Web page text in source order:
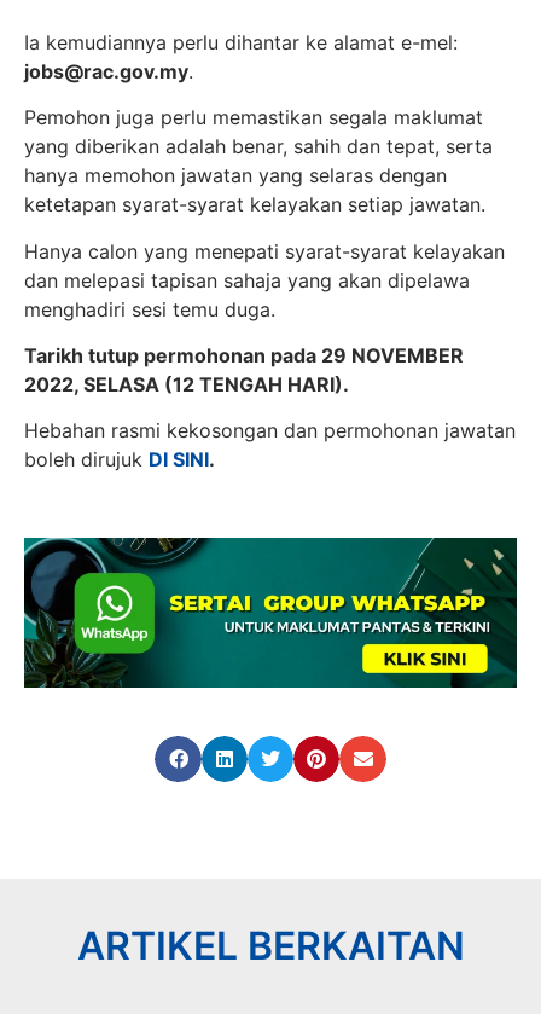
Ia kemudiannya perlu dihantar ke alamat e-mel:
jobs@rac.gov.my.
Pemohon juga perlu memastikan segala maklumat
yang diberikan adalah benar, sahih dan tepat, serta
hanya memohon jawatan yang selaras dengan
ketetapan syarat-syarat kelayakan setiap jawatan.
Hanya calon yang menepati syarat-syarat kelayakan
dan melepasi tapisan sahaja yang akan dipelawa
menghadiri sesi temu duga.
Tarikh tutup permohonan pada 29 NOVEMBER
2022, SELASA (12 TENGAH HARI).
Hebahan rasmi kekosongan dan permohonan jawatan
boleh dirujuk DI SINI.
ARTIKEL BERKAITAN